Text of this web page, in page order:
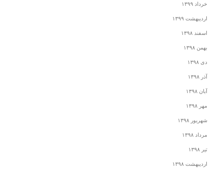
خرداد ۱۳۹۹
اردیبهشت ۱۳۹۹
اسفند ۱۳۹۸
بهمن ۱۳۹۸
دی ۱۳۹۸
آذر ۱۳۹۸
آبان ۱۳۹۸
مهر ۱۳۹۸
شهریور ۱۳۹۸
مرداد ۱۳۹۸
تیر ۱۳۹۸
اردیبهشت ۱۳۹۸